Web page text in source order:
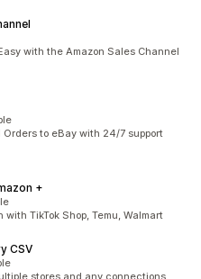
with the Amazon Sales Channel
to eBay with 24/7 support
+
TikTok Shop, Temu, Walmart
CSV
stores and any connections